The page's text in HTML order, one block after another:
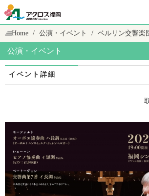
Home 公演・イベント ベルリン交響楽
公演・イベント
イベント詳細